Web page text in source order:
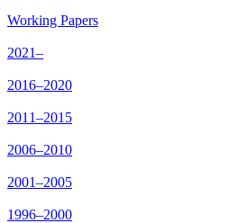
Working Papers
2021–
2016–2020
2011–2015
2006–2010
2001–2005
1996–2000